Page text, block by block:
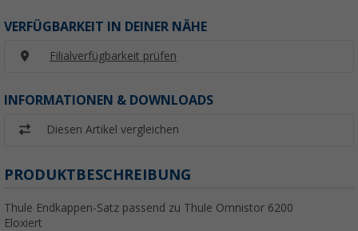
VERFÜGBARKEIT IN DEINER NÄHE
Filialverfügbarkeit prüfen
INFORMATIONEN & DOWNLOADS
Diesen Artikel vergleichen
PRODUKTBESCHREIBUNG
Thule Endkappen-Satz passend zu Thule Omnistor 6200
Eloxiert